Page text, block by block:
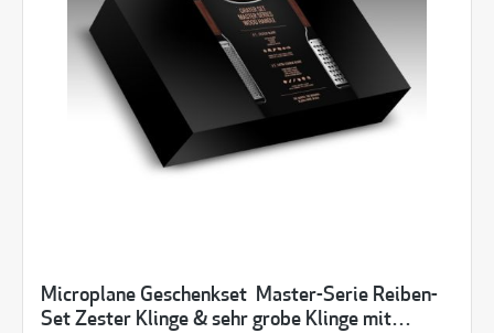
Microplane Geschenkset Master-Serie Reiben-
Set Zester Klinge & sehr grobe Klinge mit